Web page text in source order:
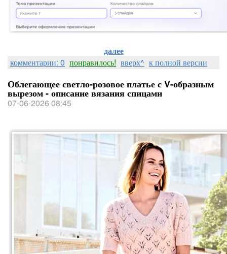
далее
комментарии: 0 понравилось! вверх^ к полной версии
Облегающее светло-розовое платье с V-образным
вырезом - описание вязания спицами
07-06-2026 08:45